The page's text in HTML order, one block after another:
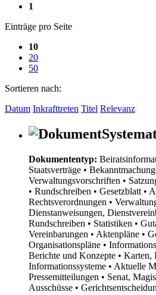
1
Einträge pro Seite
10
20
50
Sortieren nach:
Datum Inkrafttreten Titel Relevanz
Dokumententyp:
Staatsverträge •
Verwaltungsvorschriften •
• Rundschreiben • Gesetzblatt •
Rechtsverordnungen •
Dienstanweisungen,
Rundschreiben • Statistiken •
Vereinbarungen • Aktenpläne •
Organisationspläne •
Berichte und Konzepte • Karten,
Informationssysteme • Aktuelle
Pressemitteilungen • Senat,
Ausschüsse •